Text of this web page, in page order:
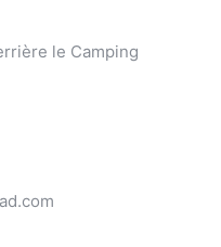
le Camping